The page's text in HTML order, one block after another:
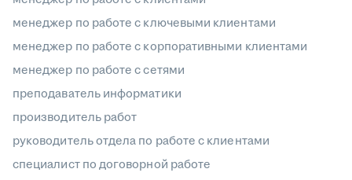
менеджер по работе с ключевыми клиентами
менеджер по работе с корпоративными клиентами
менеджер по работе с сетями
преподаватель информатики
производитель работ
руководитель отдела по работе с клиентами
специалист по договорной работе